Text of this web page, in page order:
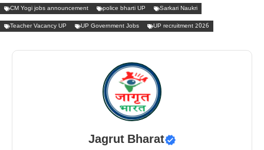
CM Yogi jobs announcement police bharti UP Sarkari Naukri
Teacher Vacancy UP UP Government Jobs UP recruitment 2026
Jagrut Bharat